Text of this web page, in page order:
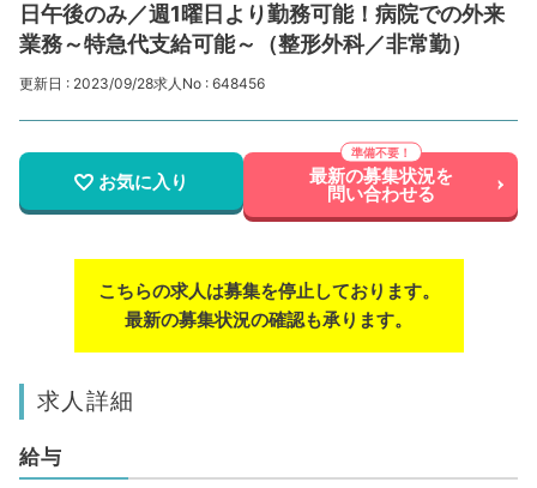
日午後のみ／週1曜日より勤務可能！病院での外来
業務～特急代支給可能～（整形外科／非常勤）
更新日 : 2023/09/28求人No : 648456
お気に入り 最新の募集状況を
問い合わせる
こちらの求人は募集を停止しております。
最新の募集状況の確認も承ります。
求人詳細
給与